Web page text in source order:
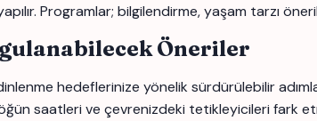
Programlar; bilgilendirme, yaşam tarzı
Öneriler
hedeflerinize yönelik sürdürülebilir
saatleri ve çevrenizdeki tetikleyicileri fark